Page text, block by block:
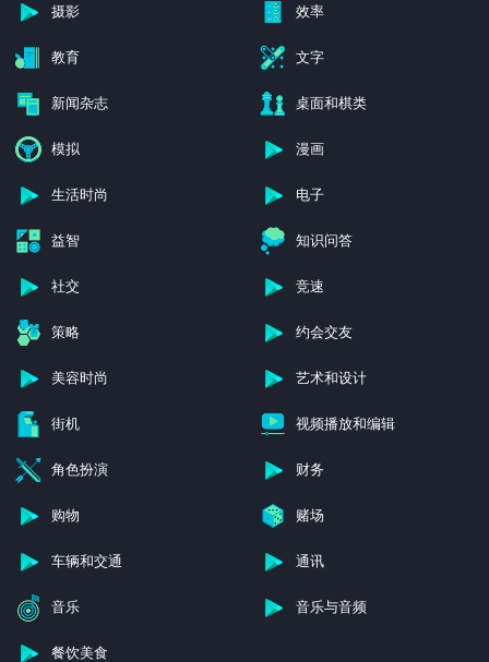
摄影 效率
教育 文字
新闻杂志 桌面和棋类
模拟 漫画
生活时尚 电子
益智 知识问答
社交 竞速
策略 约会交友
美容时尚 艺术和设计
街机 视频播放和编辑
角色扮演 财务
购物 赌场
车辆和交通 通讯
音乐 音乐与音频
餐饮美食